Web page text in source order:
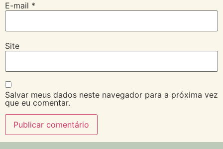
E-mail *
Site
Salvar meus dados neste navegador para a próxima vez
que eu comentar.